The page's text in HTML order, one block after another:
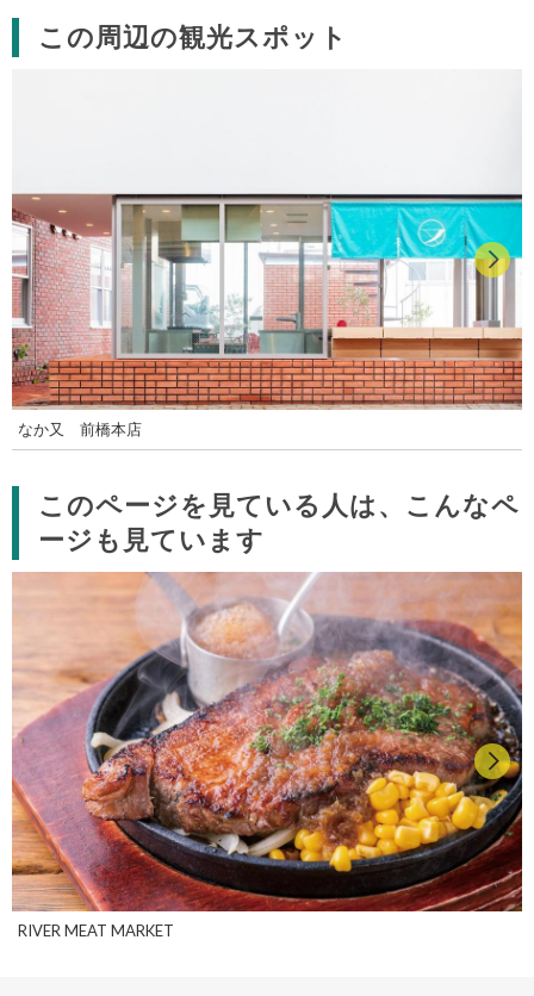
この周辺の観光スポット
なか又 前橋本店
このページを見ている人は、こんなペ
ージも見ています
RIVER MEAT MARKET